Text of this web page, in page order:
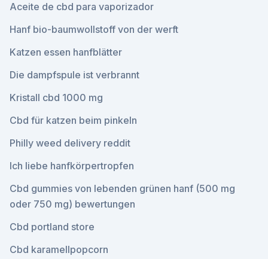
Aceite de cbd para vaporizador
Hanf bio-baumwollstoff von der werft
Katzen essen hanfblätter
Die dampfspule ist verbrannt
Kristall cbd 1000 mg
Cbd für katzen beim pinkeln
Philly weed delivery reddit
Ich liebe hanfkörpertropfen
Cbd gummies von lebenden grünen hanf (500 mg
oder 750 mg) bewertungen
Cbd portland store
Cbd karamellpopcorn